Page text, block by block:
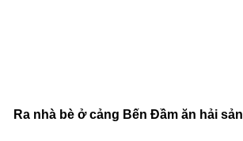
Ra nhà bè ở cảng Bến Đầm ăn hải sản